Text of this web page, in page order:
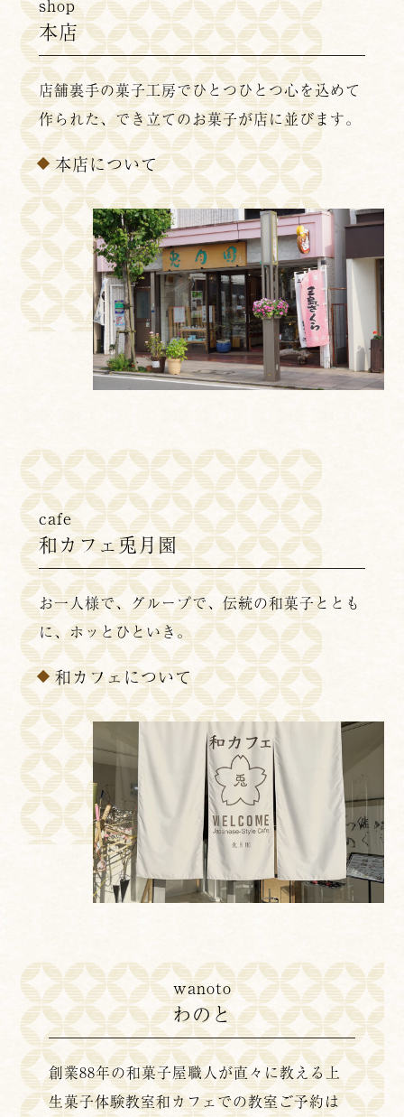
本店
店舗裏手の菓子工房でひとつひとつ心を込めて
作られた、でき立てのお菓子が店に並びます。
本店について
cafe
和カフェ兎月園
お一人様で、グループで、伝統の和菓子ととも
に、ホッとひといき。
和カフェについて
wanoto
わのと
創業88年の和菓子屋職人が直々に教える上
生菓子体験教室和カフェでの教室ご予約は